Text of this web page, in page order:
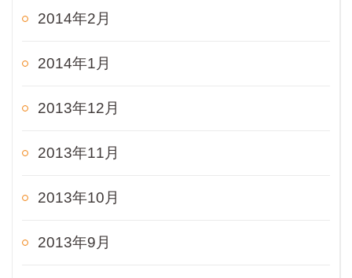
2014年2月
2014年1月
2013年12月
2013年11月
2013年10月
2013年9月